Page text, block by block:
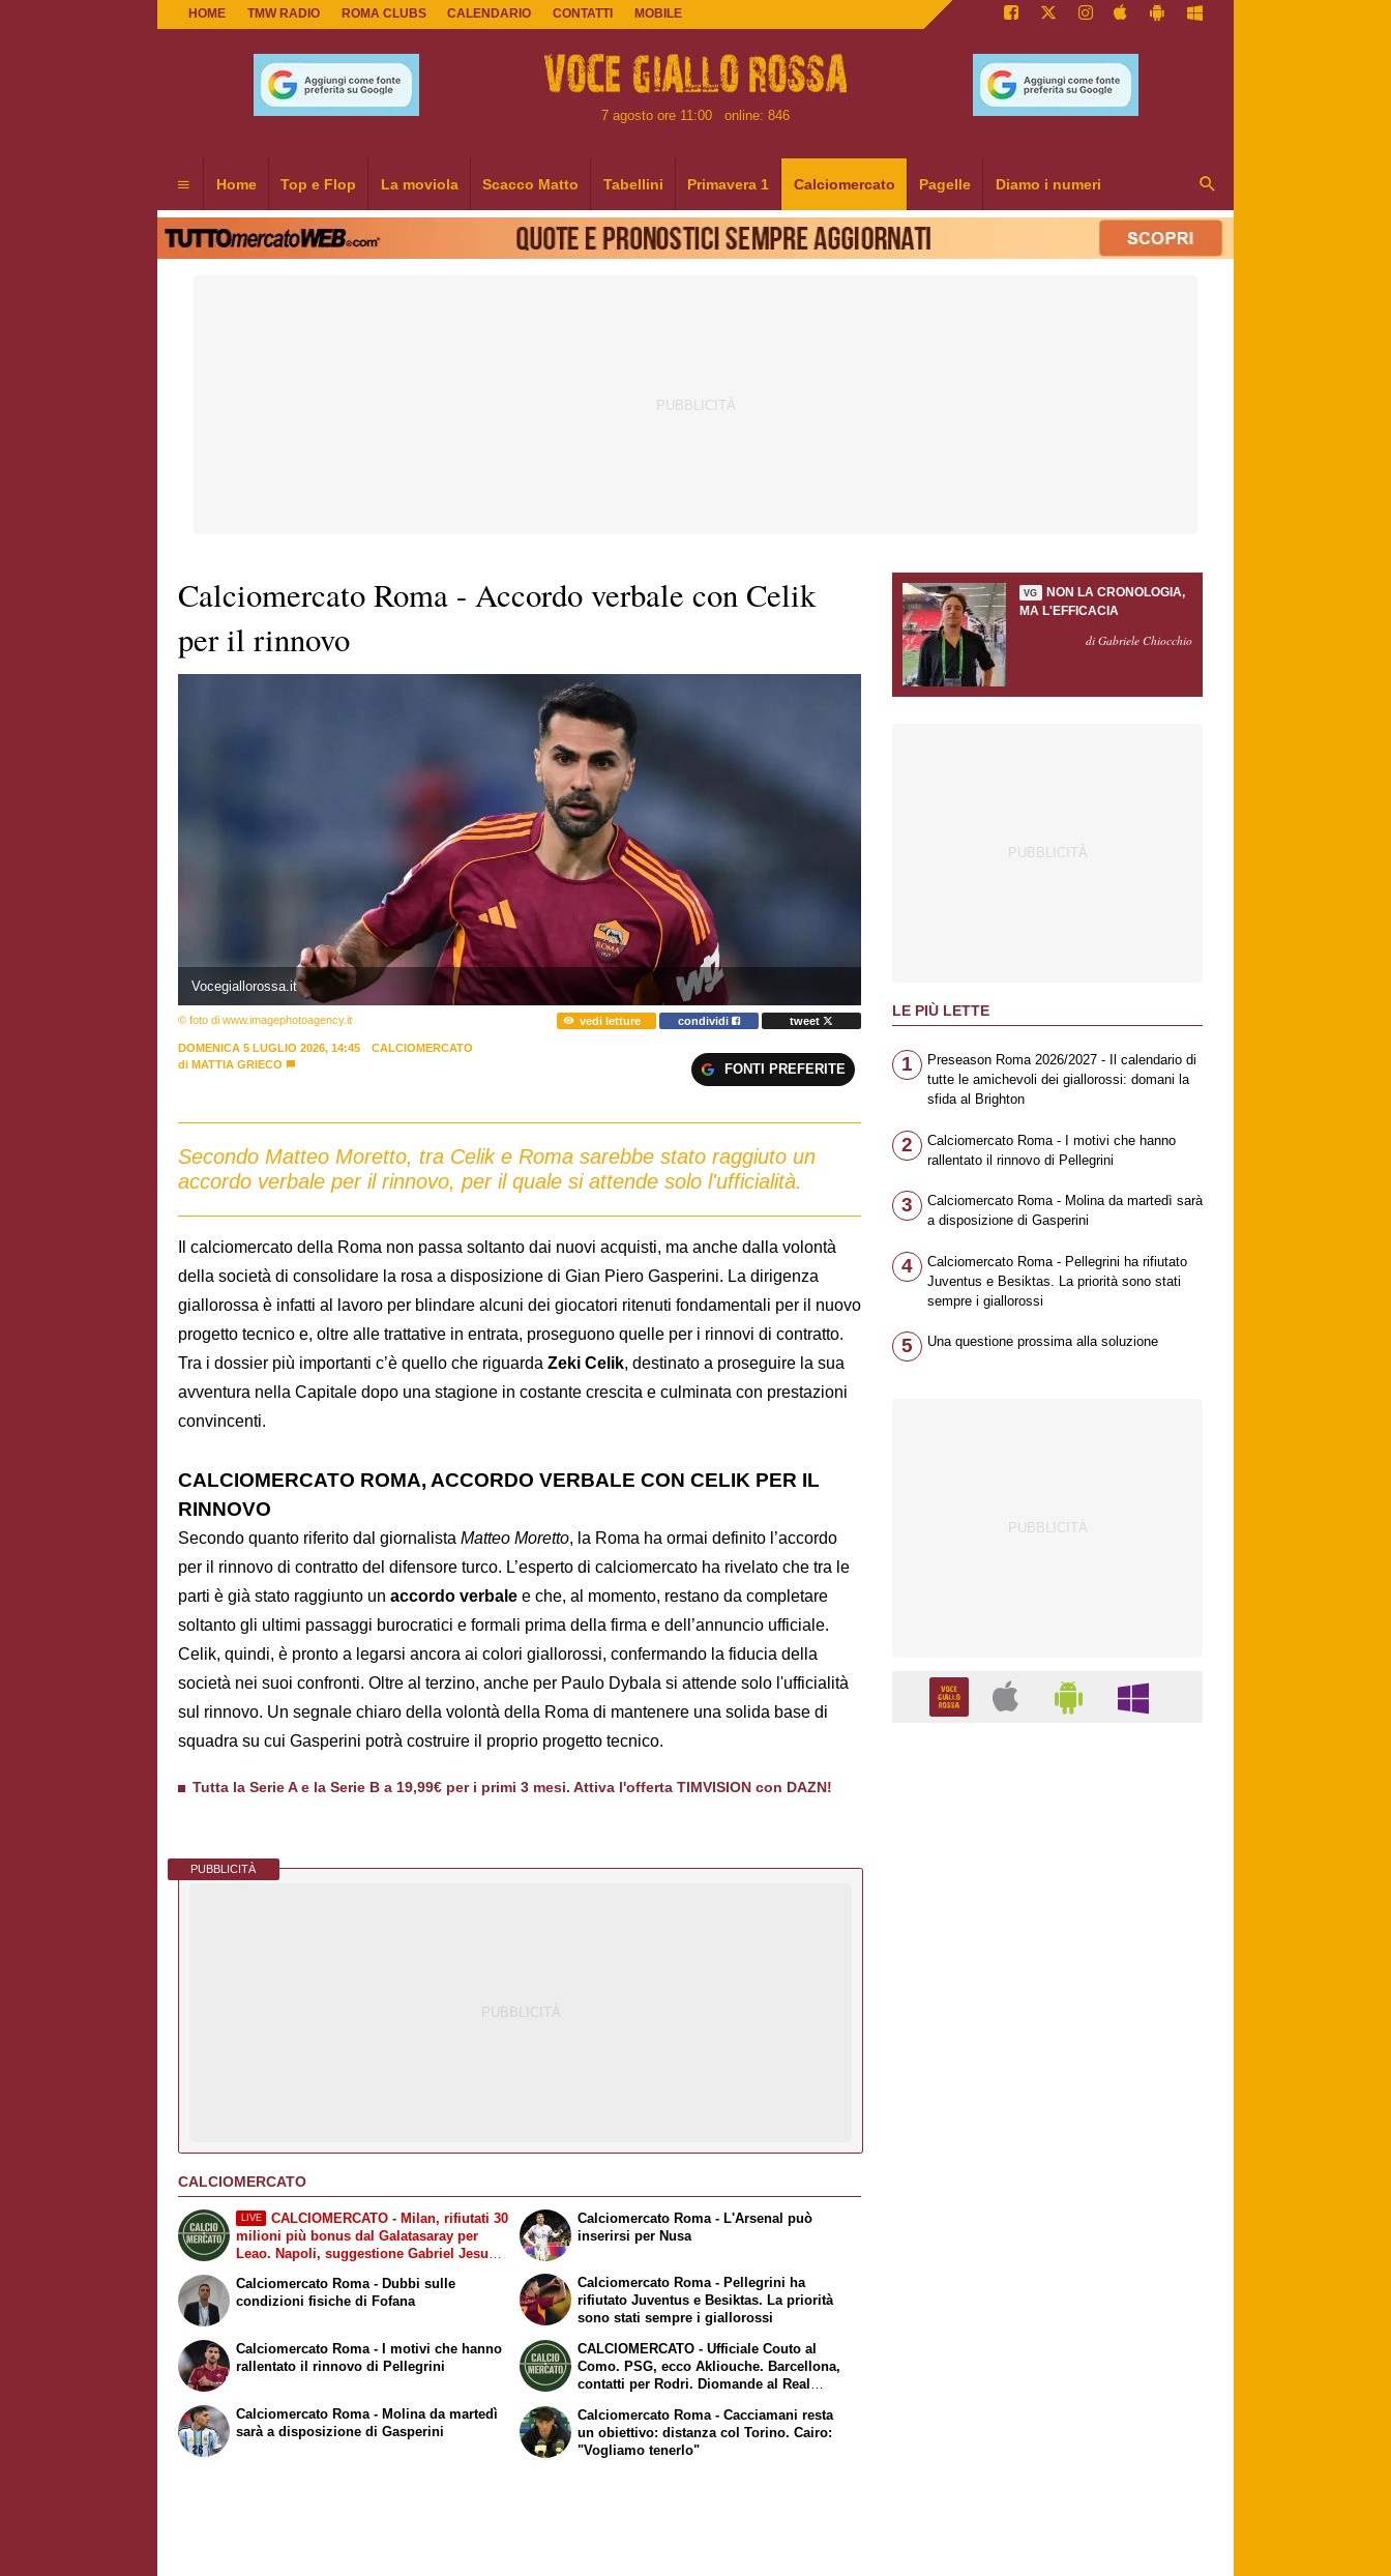
HOME TMW RADIO ROMA CLUBS CALENDARIO CONTATTI MOBILE
7 agosto ore 11:00 online: 846
Home Top e Flop La moviola Scacco Matto Tabellini Primavera 1 Calciomercato Pagelle Diamo i numeri
Calciomercato Roma - Accordo verbale con Celik
per il rinnovo
Vocegiallorossa.it
© foto di www.imagephotoagency.it vedi letture condividi tweet
DOMENICA 5 LUGLIO 2026, 14:45
CALCIOMERCATO
di MATTIA GRIECO FONTI PREFERITE
Secondo Matteo Moretto, tra Celik e Roma sarebbe stato raggiuto un
accordo verbale per il rinnovo, per il quale si attende solo l'ufficialità.
Il calciomercato della Roma non passa soltanto dai nuovi acquisti, ma anche dalla volontà
della società di consolidare la rosa a disposizione di Gian Piero Gasperini. La dirigenza
giallorossa è infatti al lavoro per blindare alcuni dei giocatori ritenuti fondamentali per il nuovo
progetto tecnico e, oltre alle trattative in entrata, proseguono quelle per i rinnovi di contratto.
Tra i dossier più importanti c’è quello che riguarda Zeki Celik, destinato a proseguire la sua
avventura nella Capitale dopo una stagione in costante crescita e culminata con prestazioni
convincenti.
CALCIOMERCATO ROMA, ACCORDO VERBALE CON CELIK PER IL
RINNOVO
Secondo quanto riferito dal giornalista Matteo Moretto, la Roma ha ormai definito l’accordo
per il rinnovo di contratto del difensore turco. L’esperto di calciomercato ha rivelato che tra le
parti è già stato raggiunto un accordo verbale e che, al momento, restano da completare
soltanto gli ultimi passaggi burocratici e formali prima della firma e dell’annuncio ufficiale.
Celik, quindi, è pronto a legarsi ancora ai colori giallorossi, confermando la fiducia della
società nei suoi confronti. Oltre al terzino, anche per Paulo Dybala si attende solo l'ufficialità
sul rinnovo. Un segnale chiaro della volontà della Roma di mantenere una solida base di
squadra su cui Gasperini potrà costruire il proprio progetto tecnico.
Tutta la Serie A e la Serie B a 19,99€ per i primi 3 mesi. Attiva l'offerta TIMVISION con DAZN!
PUBBLICITÀ
CALCIOMERCATO
LIVE
CALCIOMERCATO - Milan, rifiutati 30
milioni più bonus dal Galatasaray per
Leao. Napoli, suggestione Gabriel Jesus.
Mastantuono
Calciomercato Roma - Dubbi sulle
condizioni fisiche di Fofana
Calciomercato Roma - L'Arsenal può
inserirsi per Nusa
Calciomercato Roma - Pellegrini ha
rifiutato Juventus e Besiktas. La priorità
sono stati sempre i giallorossi
Calciomercato Roma - I motivi che hanno
rallentato il rinnovo di Pellegrini
Calciomercato Roma - Molina da martedì
sarà a disposizione di Gasperini
CALCIOMERCATO - Ufficiale Couto al
Como. PSG, ecco Akliouche. Barcellona,
contatti per Rodri. Diomande al Real
a Firenze
Calciomercato Roma - Cacciamani resta
un obiettivo: distanza col Torino. Cairo:
"Vogliamo tenerlo"
VG
NON LA CRONOLOGIA,
MA L'EFFICACIA
di Gabriele Chiocchio
LE PIÙ LETTE
1
Preseason Roma 2026/2027 - Il calendario di
tutte le amichevoli dei giallorossi: domani la
sfida al Brighton
2
Calciomercato Roma - I motivi che hanno
rallentato il rinnovo di Pellegrini
3
Calciomercato Roma - Molina da martedì sarà
a disposizione di Gasperini
4
Calciomercato Roma - Pellegrini ha rifiutato
Juventus e Besiktas. La priorità sono stati
sempre i giallorossi
5 Una questione prossima alla soluzione